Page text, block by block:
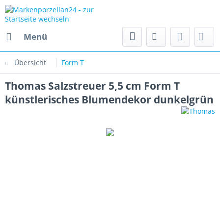
Menü
Übersicht Form T
Thomas Salzstreuer 5,5 cm Form T
künstlerisches Blumendekor dunkelgrün